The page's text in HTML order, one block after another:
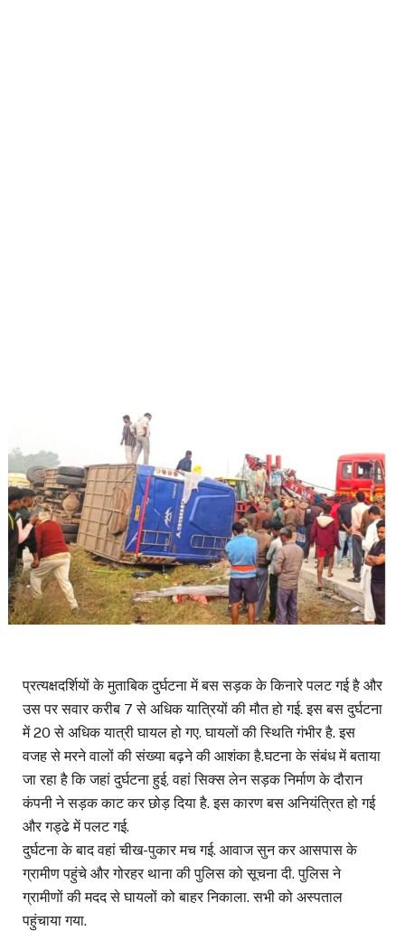
प्रत्यक्षदर्शियों के मुताबिक दुर्घटना में बस सड़क के किनारे पलट गई है और
उस पर सवार करीब 7 से अधिक यात्रियों की मौत हो गई. इस बस दुर्घटना
में 20 से अधिक यात्री घायल हो गए. घायलों की स्थिति गंभीर है. इस
वजह से मरने वालों की संख्या बढ़ने की आशंका है.घटना के संबंध में बताया
जा रहा है कि जहां दुर्घटना हुई, वहां सिक्स लेन सड़क निर्माण के दौरान
कंपनी ने सड़क काट कर छोड़ दिया है. इस कारण बस अनियंत्रित हो गई
और गड्ढे में पलट गई.
दुर्घटना के बाद वहां चीख-पुकार मच गई. आवाज सुन कर आसपास के
ग्रामीण पहुंचे और गोरहर थाना की पुलिस को सूचना दी. पुलिस ने
ग्रामीणों की मदद से घायलों को बाहर निकाला. सभी को अस्पताल
पहुंचाया गया.